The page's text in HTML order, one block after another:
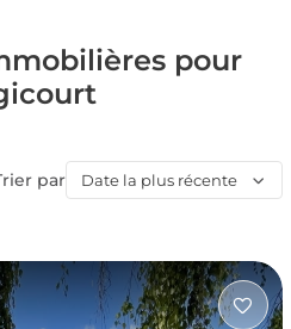
pour
par Date la plus récente